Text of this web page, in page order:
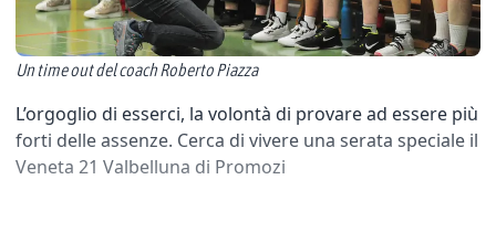
Un time out del coach Roberto Piazza
L’orgoglio di esserci, la volontà di provare ad essere più
forti delle assenze. Cerca di vivere una serata speciale il
Veneta 21 Valbelluna di Promozi